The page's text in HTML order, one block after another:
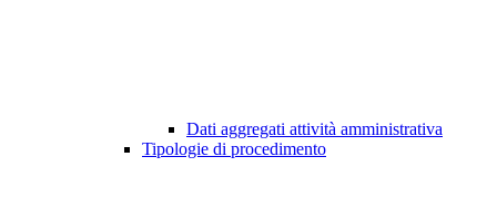
Dati aggregati attività amministrativa
Tipologie di procedimento